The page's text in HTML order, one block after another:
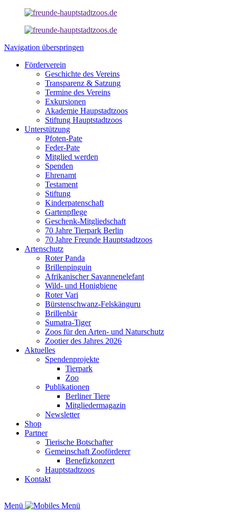
Navigation überspringen
Förderverein
Geschichte des Vereins
Transparenz & Satzung
Termine des Vereins
Exkursionen
Akademie Haupstadtzoos
Stiftung Hauptstadtzoos
Unterstützung
Pfoten-Pate
Feder-Pate
Mitglied werden
Spenden
Ehrenamt
Testament
Stiftung
Kinderpatenschaft
Gartenpflege
Geschenk-Mitgliedschaft
70 Jahre Tierpark Berlin
70 Jahre Freunde Hauptstadtzoos
Artenschutz
Roter Panda
Brillenpinguin
Afrikanischer Savannenelefant
Wild- und Honigbiene
Roter Vari
Bürstenschwanz-Felskänguru
Brillenbär
Sumatra-Tiger
Zoos für den Arten- und Naturschutz
Zootier des Jahres 2026
Aktuelles
Spendenprojekte
Tierpark
Zoo
Publikationen
Berliner Tiere
Mitgliedermagazin
Newsletter
Shop
Partner
Tierische Botschafter
Gemeinschaft Zooförderer
Benefizkonzert
Hauptstadtzoos
Kontakt
Menü